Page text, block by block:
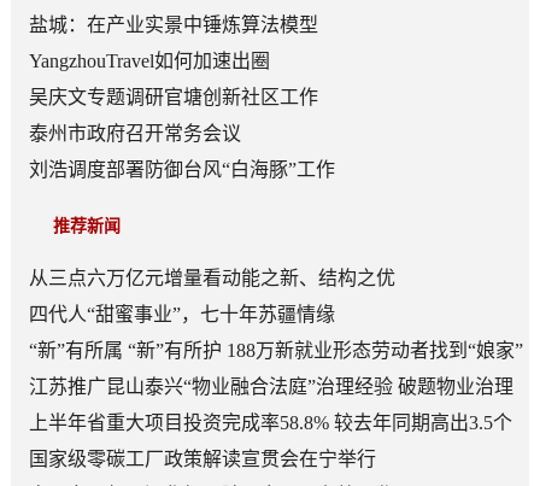
盐城：在产业实景中锤炼算法模型
YangzhouTravel如何加速出圈
吴庆文专题调研官塘创新社区工作
泰州市政府召开常务会议
刘浩调度部署防御台风“白海豚”工作
推荐新闻
从三点六万亿元增量看动能之新、结构之优
四代人“甜蜜事业”，七十年苏疆情缘
“新”有所属 “新”有所护 188万新就业形态劳动者找到“娘家”
江苏推广昆山泰兴“物业融合法庭”治理经验 破题物业治理
“老大难”
上半年省重大项目投资完成率58.8% 较去年同期高出3.5个
百分点
国家级零碳工厂政策解读宣贯会在宁举行